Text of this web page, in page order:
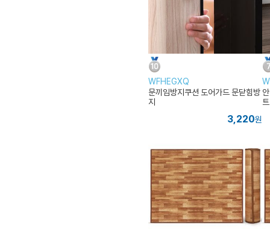
WFHEGXQ
문끼임방지쿠션 도어가드 문닫힘방
지
3,220원